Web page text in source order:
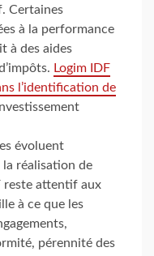
Certaines
à la performance
à des aides
Logim IDF
l’identification de
évoluent
réalisation de
reste attentif aux
à ce que les
pérennité des